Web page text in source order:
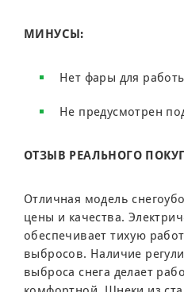
МИНУСЫ:
Нет фары для
Не предусмотрен
ОТЗЫВ РЕАЛЬНОГО
Отличная модель
цены и качества.
обеспечивает тихую
выбросов. Наличие
выброса снега делает